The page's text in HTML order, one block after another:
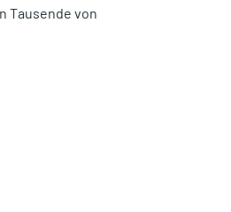
Tausende von